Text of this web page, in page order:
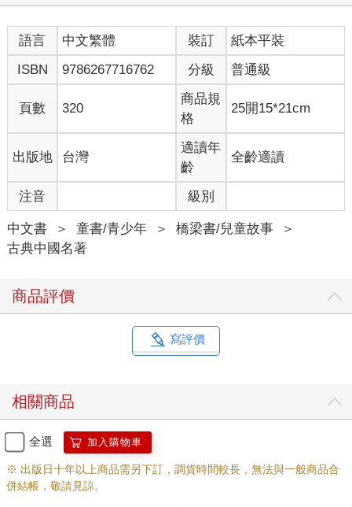
語言 中文繁體 裝訂
紙本平裝
ISBN
9786267716762 分級 普通級
頁數 320
商品規
格
25開15*21cm
出版地 台灣
適讀年
齡
全齡適讀
注音 級別
中文書 ＞ 童書/青少年 ＞ 橋梁書/兒童故事
＞
古典中國名著
商品評價
寫評價
相關商品
全選 加入購物車
※ 出版日十年以上商品需另下訂，調貨時間較長，無法與一般商品合
併結帳，敬請見諒。